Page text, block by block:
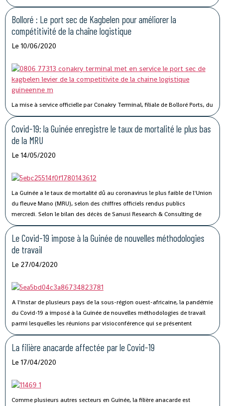
stabilisation économique de la Guinée.
Bolloré : Le port sec de Kagbelen pour améliorer la
compétitivité de la chaîne logistique
Le 10/06/2020
La mise à service officielle par Conakry Terminal, filiale de Bolloré Ports, du
port sec de Kagbelen, permettra « l’amélioration des performances et la
compétitivité du Port Autonome de Conakry ».« Le développement du port
sec de Kagbelen répond au double défi de la gestion optimale des espaces
livraison des véhicules. En complément des nouveaux portiques de parc
permettra l’amélioration des performances et la compétitivité du Port
Autonome de Conakry, », a déclaré Madame Traoré Tahirou Barry,
Directrice générale de Conakry Terminal.
Covid-19: la Guinée enregistre le taux de mortalité le plus bas
de la MRU
Le 14/05/2020
La Guinée a le taux de mortalité dû au coronavirus le plus faible de l'Union
du fleuve Mano (MRU), selon des chiffres officiels rendus publics
mercredi. Selon le bilan des décès de Sanusi Research & Consulting de
l’Union, qui regroupe la Côte d’Ivoire, la Guinée, le Libéria et la Sierra Leone,
73 personnes ont succombé au Covid-19.
Le Covid-19 impose à la Guinée de nouvelles méthodologies
de travail
Le 27/04/2020
A l'instar de plusieurs pays de la sous-région ouest-africaine, la pandémie
du Covid-19 a imposé à la Guinée de nouvelles méthodologies de travail
parmi lesquelles les réunions par visioconférence qui se présentent
comme un véritable défi technologique pour les autorités guinéennes.
La filière anacarde affectée par le Covid-19
Le 17/04/2020
Comme plusieurs autres secteurs en Guinée, la filière anacarde est